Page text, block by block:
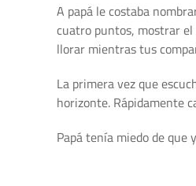
A papá le costaba
cuatro puntos, mostrar el
llorar mientras tus
La primera vez que
horizonte. Rápidamente
Papá tenía miedo de que